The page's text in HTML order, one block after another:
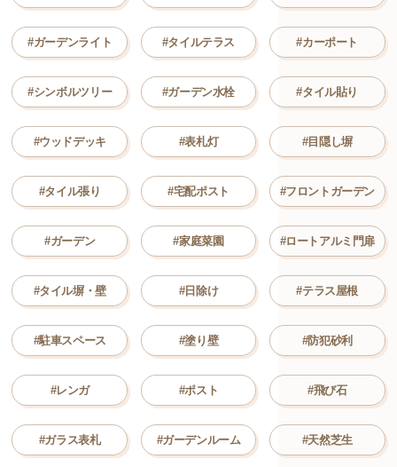
#ガーデンライト #タイルテラス #カーポート
#シンボルツリー #ガーデン水栓 #タイル貼り
#ウッドデッキ #表札灯 #目隠し塀
#タイル張り #宅配ポスト #フロントガーデン
#ガーデン #家庭菜園 #ロートアルミ門扉
#タイル塀・壁 #日除け #テラス屋根
#駐車スペース #塗り壁 #防犯砂利
#レンガ #ポスト #飛び石
#ガラス表札 #ガーデンルーム #天然芝生